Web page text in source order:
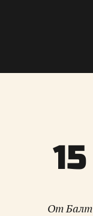
От